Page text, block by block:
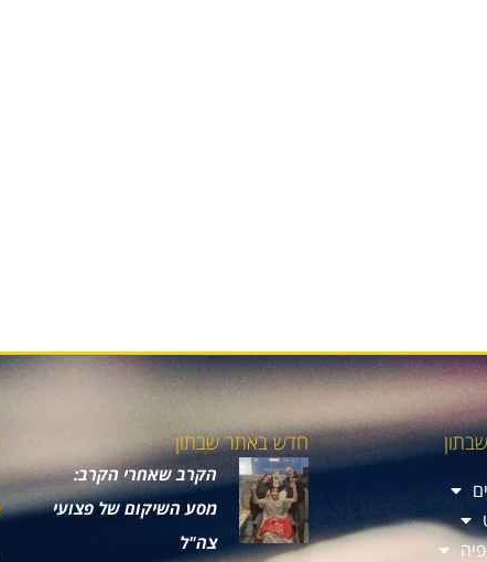
חדש באתר שבתון
הקרב שאחרי הקרב:
מסע השיקום של פצועי
צה"ל